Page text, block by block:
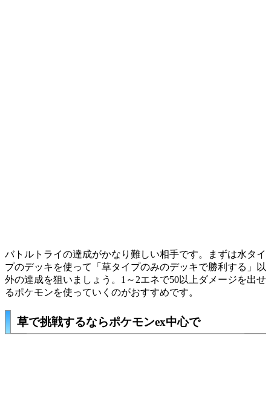
バトルトライの達成がかなり難しい相手です。まずは水タイ
プのデッキを使って「草タイプのみのデッキで勝利する」以
外の達成を狙いましょう。1～2エネで50以上ダメージを出せ
るポケモンを使っていくのがおすすめです。
草で挑戦するならポケモンex中心で